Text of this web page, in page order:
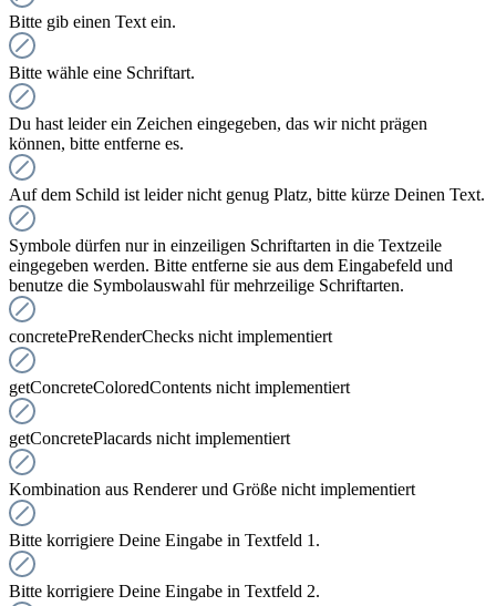
Bitte gib einen Text ein.
Bitte wähle eine Schriftart.
Du hast leider ein Zeichen eingegeben, das wir nicht prägen
können, bitte entferne es.
Auf dem Schild ist leider nicht genug Platz, bitte kürze Deinen Text.
Symbole dürfen nur in einzeiligen Schriftarten in die Textzeile
eingegeben werden. Bitte entferne sie aus dem Eingabefeld und
benutze die Symbolauswahl für mehrzeilige Schriftarten.
concretePreRenderChecks nicht implementiert
getConcreteColoredContents nicht implementiert
getConcretePlacards nicht implementiert
Kombination aus Renderer und Größe nicht implementiert
Bitte korrigiere Deine Eingabe in Textfeld 1.
Bitte korrigiere Deine Eingabe in Textfeld 2.